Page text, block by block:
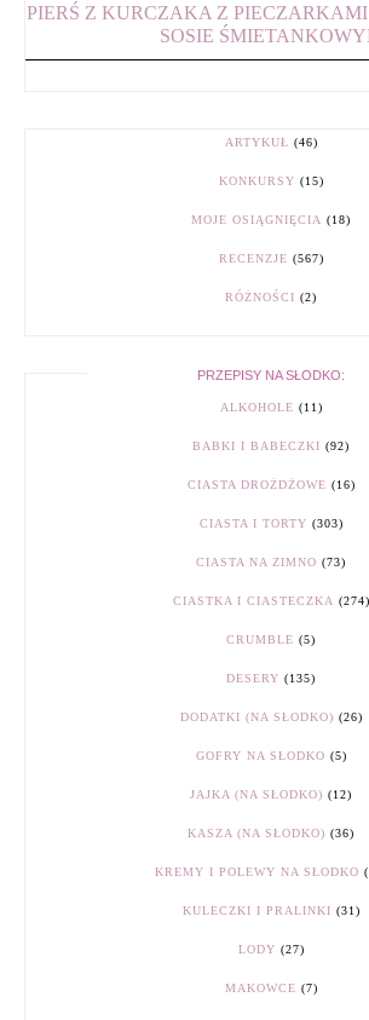
PIERŚ Z KURCZAKA Z
SOSIE
ARTYKUŁ (46)
KONKURSY (15)
MOJE OSIĄGNIĘCIA (18)
RECENZJE (567)
RÓŻNOŚCI (2)
PRZEPISY NA SŁODKO:
ALKOHOLE (11)
BABKI I BABECZKI (92)
CIASTA DROŻDŻOWE (16)
CIASTA I TORTY (303)
CIASTA NA ZIMNO (73)
CIASTKA I CIASTECZKA (274)
CRUMBLE (5)
DESERY (135)
DODATKI (NA SŁODKO) (26)
GOFRY NA SŁODKO (5)
JAJKA (NA SŁODKO) (12)
KASZA (NA SŁODKO) (36)
KREMY I POLEWY NA SŁODKO
KULECZKI I PRALINKI (31)
LODY (27)
MAKOWCE (7)